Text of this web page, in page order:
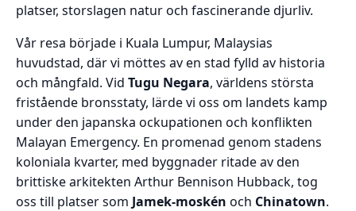
platser, storslagen natur och fascinerande djurliv.
Vår resa började i Kuala Lumpur, Malaysias
huvudstad, där vi möttes av en stad fylld av historia
och mångfald. Vid Tugu Negara, världens största
fristående bronsstaty, lärde vi oss om landets kamp
under den japanska ockupationen och konflikten
Malayan Emergency. En promenad genom stadens
koloniala kvarter, med byggnader ritade av den
brittiske arkitekten Arthur Bennison Hubback, tog
oss till platser som Jamek-moskén och Chinatown.